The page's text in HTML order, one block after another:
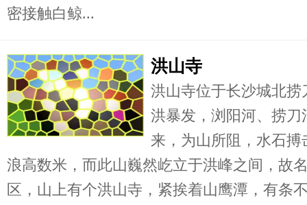
密接触白鲸...
洪山寺
洪山寺位于长沙城北
洪暴发，浏阳河、捞
来，为山所阻，水石
浪高数米，而此山巍然屹立于洪峰之间，故
区，山上有个洪山寺，紧挨着山鹰潭，有条